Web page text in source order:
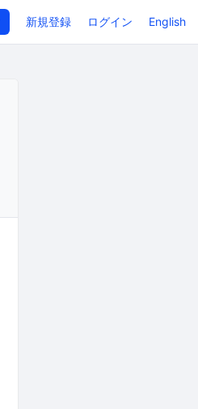
新規登録 ログイン English